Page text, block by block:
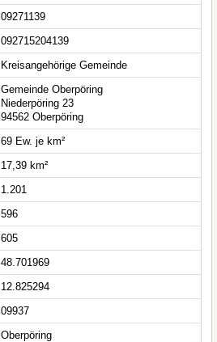
09271139
092715204139
Kreisangehörige Gemeinde
Gemeinde Oberpöring
Niederpöring 23
94562 Oberpöring
69 Ew. je km²
17,39 km²
1.201
596
605
48.701969
12.825294
09937
Oberpöring